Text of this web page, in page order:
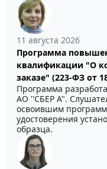
11 августа 2026
Программа
квалификации "О
заказе" (223-ФЗ от
Программа
АО ''СБЕР А".
освоившим
удостоверения
образца.